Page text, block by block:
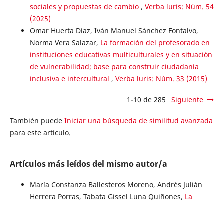
sociales y propuestas de cambio , Verba luris: Núm. 54
(2025)
Omar Huerta Díaz, Iván Manuel Sánchez Fontalvo,
Norma Vera Salazar, La formación del profesorado en
instituciones educativas multiculturales y en situación
de vulnerabilidad; base para construir ciudadanía
inclusiva e intercultural , Verba luris: Núm. 33 (2015)
1-10 de 285 Siguiente
También puede Iniciar una búsqueda de similitud avanzada
para este artículo.
Artículos más leídos del mismo autor/a
María Constanza Ballesteros Moreno, Andrés Julián
Herrera Porras, Tabata Gissel Luna Quiñones, La